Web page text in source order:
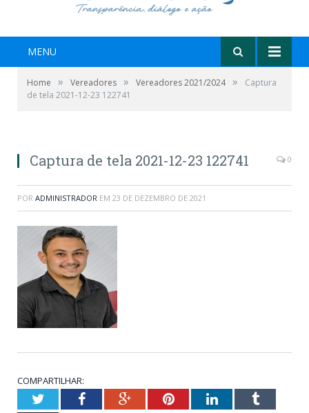
MENU
Home » Vereadores » Vereadores 2021/2024 »
Captura
de tela 2021-12-23 122741
Captura de tela 2021-12-23 122741 0
POR ADMINISTRADOR EM 23 DE DEZEMBRO DE 2021
COMPARTILHAR:
TwitterFacebookGoogle+PinterestLinkedInTumblr